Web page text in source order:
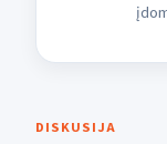
DISKUSIJA